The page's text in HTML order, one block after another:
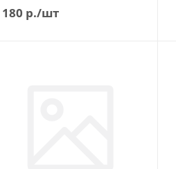
180 р./шт